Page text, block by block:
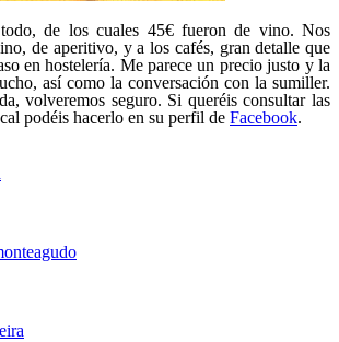
de los cuales 45€ fueron de vino. Nos
de aperitivo, y a los cafés, gran detalle que
en hostelería. Me parece un precio justo y la
así como la conversación con la sumiller.
volveremos seguro. Si queréis consultar las
podéis hacerlo en su perfil de Facebook.